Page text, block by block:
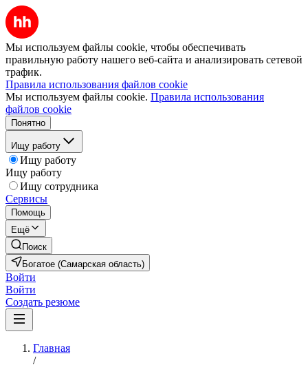
Мы используем файлы cookie, чтобы обеспечивать
правильную работу нашего веб-сайта и анализировать сетевой
трафик.
Правила использования файлов cookie
Мы используем файлы cookie. Правила использования
файлов cookie
Понятно
Ищу работу
Ищу работу
Ищу работу
Ищу сотрудника
Сервисы
Помощь
Ещё
Поиск
Богатое (Самарская область)
Войти
Войти
Создать резюме
Главная
/